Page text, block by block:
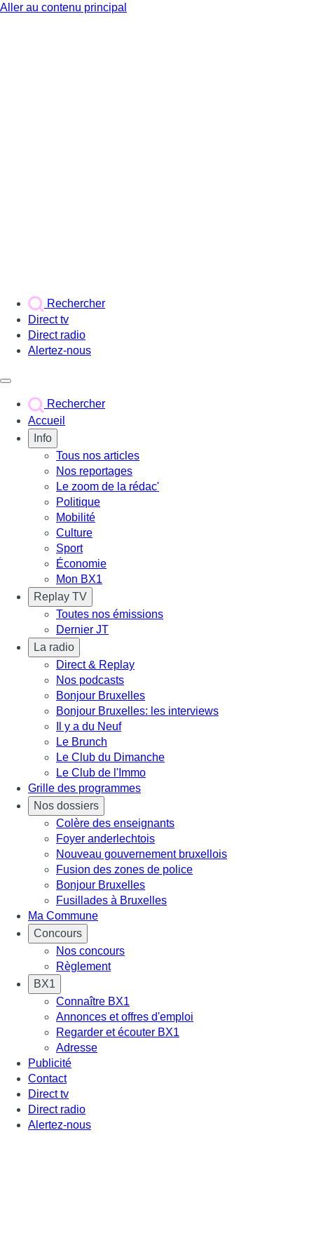
Aller au contenu principal
Rechercher
Direct tv
Direct radio
Alertez-nous
Rechercher
Accueil
Info
Tous nos articles
Nos reportages
Le zoom de la rédac'
Politique
Mobilité
Culture
Sport
Économie
Mon BX1
Replay TV
Toutes nos émissions
Dernier JT
La radio
Direct & Replay
Nos podcasts
Bonjour Bruxelles
Bonjour Bruxelles: les interviews
Il y a du Neuf
Le Brunch
Le Club du Dimanche
Le Club de l'Immo
Grille des programmes
Nos dossiers
Colère des enseignants
Foyer anderlechtois
Nouveau gouvernement bruxellois
Fusion des zones de police
Bonjour Bruxelles
Fusillades à Bruxelles
Ma Commune
Concours
Nos concours
Règlement
BX1
Connaître BX1
Annonces et offres d'emploi
Regarder et écouter BX1
Adresse
Publicité
Contact
Direct tv
Direct radio
Alertez-nous